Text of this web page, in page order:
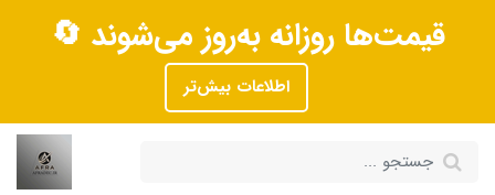
قیمت‌ها روزانه به‌روز می‌شوند 🔄
اطلاعات بیش‌تر